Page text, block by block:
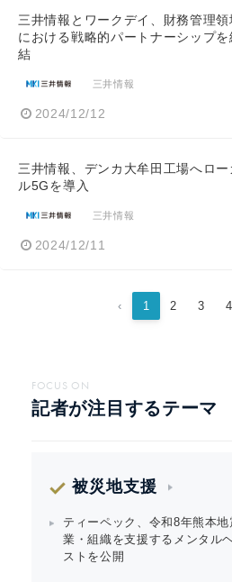
三井情報とワークデイ、財務管理領
における戦略的パートナーシップを
結
三井情報
2024/12/12
三井情報、デンカ大牟田工場へロー
ル5Gを導入
三井情報
2024/12/11
‹ 1 2 3 4
FOCUS ON
記者が注目するテーマ
被災地支援
ティーペック、令和8年熊本
業・組織を支援するメンタル
ストを公開